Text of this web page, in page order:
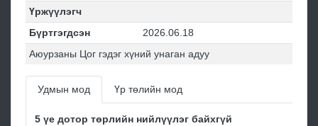
Үржүүлэгч
Бүртгэгдсэн
2026.06.18
Аюурзаны Цог гэдэг хүний унаган адуу
Удмын мод Үр төлийн мод
5 үе дотор төрлийн нийлүүлэг байхгүй